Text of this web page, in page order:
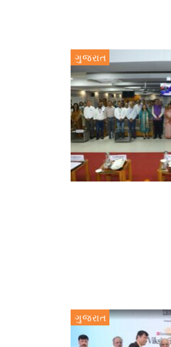
ગુજરાત
ગુજરાત